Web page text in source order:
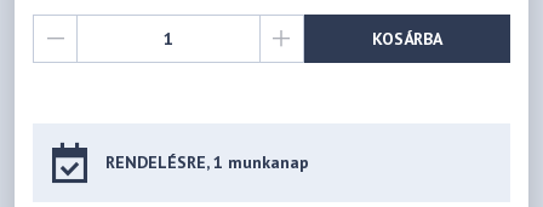
KOSÁRBA
RENDELÉSRE, 1 munkanap